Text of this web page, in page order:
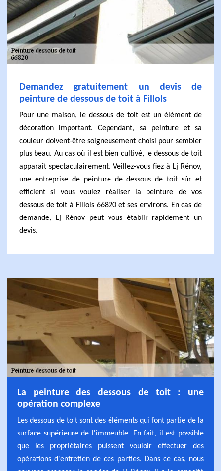
Demandez gratuitement un devis de
peinture de dessous de toit à Fillols
Pour une maison, le dessous de toit est un élément de
décoration important. Cependant, sa peinture et sa
couleur doivent-être soigneusement choisi pour sembler
plus beau. Au cas où il est bien cultivé, le dessous de toit
apparaît spectaculairement. Veillez-vous fiez à Lj Rénov,
une entreprise de peinture de dessous de toit sûr et
efficient si vous voulez réaliser la peinture de vos
dessous de toit à Fillols 66820 et ses environs. En cas de
demande, Lj Rénov peut vous établir rapidement un
devis.
La peinture des dessous de toit : une
opération complexe
Les dessous de toit sont des éléments qui font partie de la
surface supérieure de l'immeuble. En fait, il est possible
que les propriétaires puissent vouloir effectuer des
opérations d'entretien de ces parties. Dans ce cas, nous